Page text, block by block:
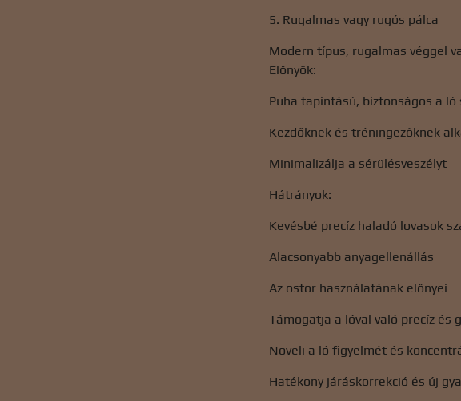
5. Rugalmas vagy rugós pálca
Modern típus, rugalmas véggel
Előnyök:
Puha tapintású, biztonságos a ló
Kezdőknek és tréningezőknek
Minimalizálja a sérülésveszélyt
Hátrányok:
Kevésbé precíz haladó lovasok
Alacsonyabb anyagellenállás
Az ostor használatának előnyei
Támogatja a lóval való precíz és
Növeli a ló figyelmét és
Hatékony járáskorrekció és új